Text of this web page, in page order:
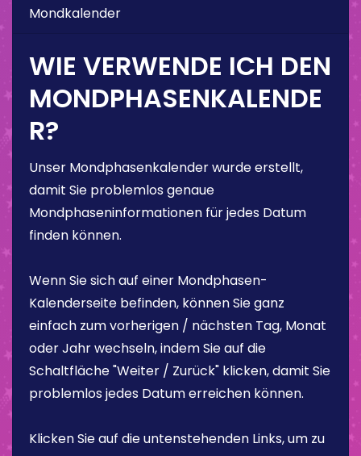
Mondkalender
WIE VERWENDE ICH DEN
MONDPHASENKALENDE
R?
Unser Mondphasenkalender wurde erstellt,
damit Sie problemlos genaue
Mondphaseninformationen für jedes Datum
finden können.
Wenn Sie sich auf einer Mondphasen-
Kalenderseite befinden, können Sie ganz
einfach zum vorherigen / nächsten Tag, Monat
oder Jahr wechseln, indem Sie auf die
Schaltfläche "Weiter / Zurück" klicken, damit Sie
problemlos jedes Datum erreichen können.
Klicken Sie auf die untenstehenden Links, um zu